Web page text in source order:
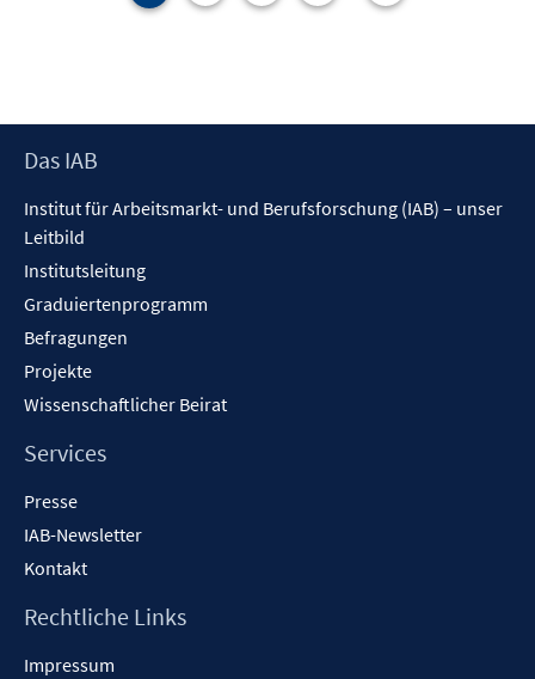
Footer
Das IAB
Institut für Arbeitsmarkt- und Berufsforschung (IAB) – unser
Leitbild
Institutsleitung
Graduiertenprogramm
Befragungen
Projekte
Wissenschaftlicher Beirat
Services
Presse
IAB-Newsletter
Kontakt
Rechtliche Links
Impressum